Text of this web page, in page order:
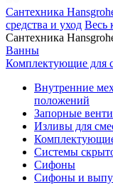
Сантехника
средства и уход Весь
Сантехника
Ванны
Комплектующие для
Внутренние
положений
Запорные
Изливы для
Системы
Сифоны
Сифоны и